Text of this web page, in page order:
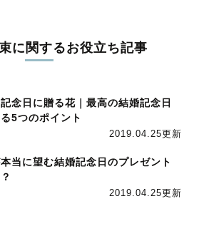
に関するお役立ち記事
念日に贈る花｜最高の結婚記念日
5つのポイント
2019.04.25更新
当に望む結婚記念日のプレゼント
2019.04.25更新